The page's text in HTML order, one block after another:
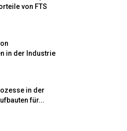
von FTS
in der Industrie
in der
für...